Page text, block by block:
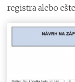
registra alebo